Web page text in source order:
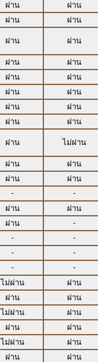
ผ่าน ผ่าน
ผ่าน ผ่าน
ผ่าน ผ่าน
ผ่าน ผ่าน
ผ่าน ผ่าน
ผ่าน ผ่าน
ผ่าน ผ่าน
ผ่าน ผ่าน
ผ่าน ไม่ผ่าน
ผ่าน ผ่าน
ผ่าน ผ่าน
- -
ผ่าน ผ่าน
ผ่าน -
- -
- -
- -
ไม่ผ่าน ผ่าน
ผ่าน ผ่าน
ไม่ผ่าน ผ่าน
ผ่าน ผ่าน
ไม่ผ่าน ผ่าน
ผ่าน ผ่าน